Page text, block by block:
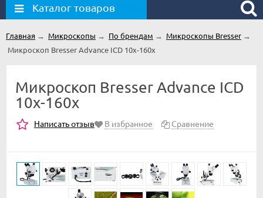
Каталог товаров
Главная → Микроскопы → По брендам → Микроскопы Bresser →
Микроскоп Bresser Advance ICD 10x-160x
Микроскоп Bresser Advance ICD
10x-160x
Написать отзыв В избранное Сравнение